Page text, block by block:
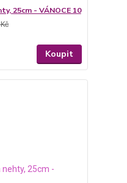
25cm - VÁNOCE 10
Koupit